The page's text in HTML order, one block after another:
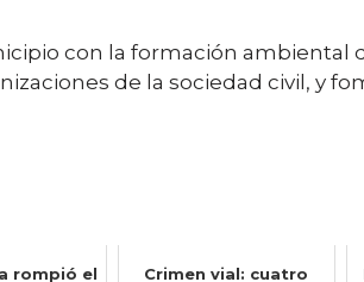
con la formación ambiental
de la sociedad civil, y
rompió el Crimen vial: cuatro